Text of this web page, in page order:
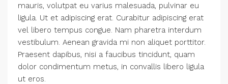
mauris, volutpat eu varius malesuada, pulvinar eu
ligula. Ut et adipiscing erat. Curabitur adipiscing erat
vel libero tempus congue. Nam pharetra interdum
vestibulum. Aenean gravida mi non aliquet porttitor.
Praesent dapibus, nisi a faucibus tincidunt, quam
dolor condimentum metus, in convallis libero ligula
ut eros.